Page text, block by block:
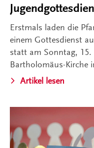
Erstmals laden die
einem Gottesdienst
statt am Sonntag,
Bartholomäus-Kirche
Artikel lesen